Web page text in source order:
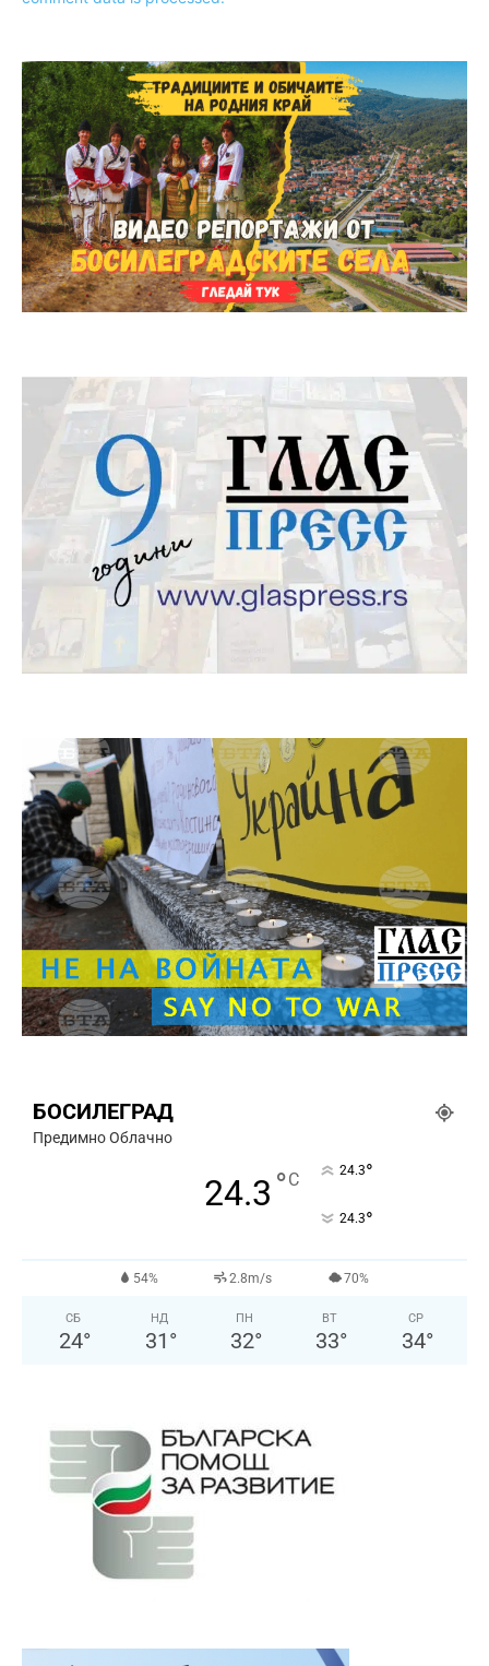
БОСИЛЕГРАД
Предимно Облачно
24.3 °C 24.3°
24.3°
54% 2.8m/s 70%
СБ
24°
НД
31 °
ПН
32°
ВТ
33°
СР
34°